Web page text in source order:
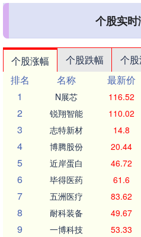
个股实
个股涨幅 个股跌幅 个
排名
名称 最新价
1
N展芯 116.52
2 锐翔智能 110.02
3 志特新材 14.8
4 博腾股份 20.44
5 近岸蛋白 46.72
6 毕得医药 61.6
7 五洲医疗 83.62
8 耐科装备 49.67
9 一博科技 53.33